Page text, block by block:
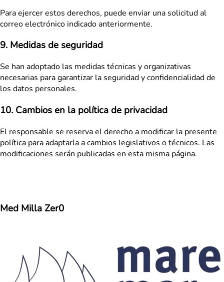
Para ejercer estos derechos, puede enviar una solicitud al
correo electrónico indicado anteriormente.
9. Medidas de seguridad
Se han adoptado las medidas técnicas y organizativas
necesarias para garantizar la seguridad y confidencialidad de
los datos personales.
10. Cambios en la política de privacidad
El responsable se reserva el derecho a modificar la presente
política para adaptarla a cambios legislativos o técnicos. Las
modificaciones serán publicadas en esta misma página.
Med Milla Zer0